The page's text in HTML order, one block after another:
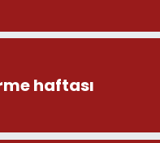
haftası